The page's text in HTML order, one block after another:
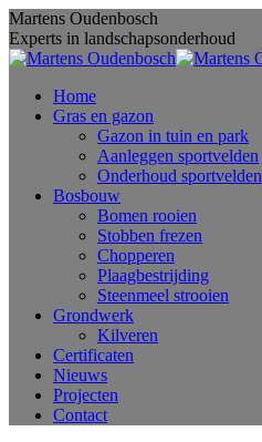
Skip
to
content
Martens Oudenbosch
Experts in landschapsonderhoud
Home
Gras en gazon
Gazon in tuin en park
Aanleggen sportvelden
Onderhoud sportvelden
Bosbouw
Bomen rooien
Stobben frezen
Chopperen
Plaagbestrijding
Steenmeel strooien
Grondwerk
Kilveren
Certificaten
Nieuws
Projecten
Contact